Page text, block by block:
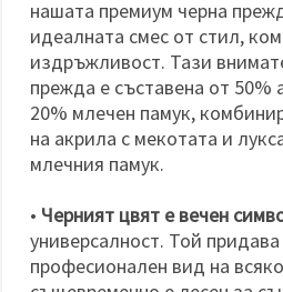
нашата премиум черна
идеалната смес от стил,
издръжливост. Тази
прежда е съставена от 50%
20% млечен памук,
на акрила с мекотата и
млечния памук.
• Черният цвят е вечен
универсалност. Той придава
професионален вид на